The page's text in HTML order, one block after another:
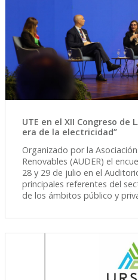
UTE en el XII Congreso de
era de la electricidad”
Organizado por la
Renovables (AUDER) el
28 y 29 de julio en el
principales referentes del
de los ámbitos público y